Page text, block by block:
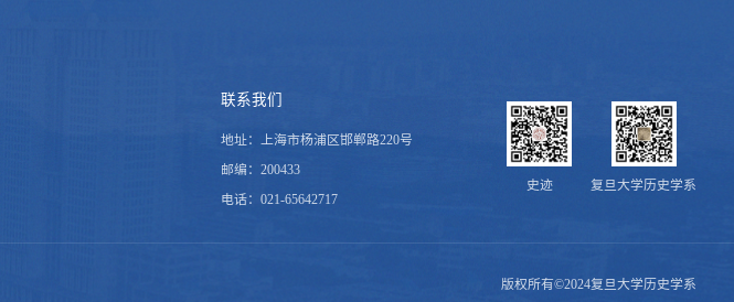
联系我们
地址：上海市杨浦区邯郸路220号
邮编：200433
电话：021-65642717
史迹 复旦大学历史学系
版权所有©2024复旦大学历史学系